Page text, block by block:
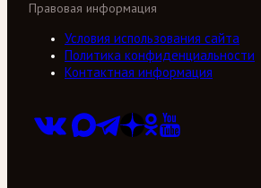
Правовая информация
Условия использования сайта
Политика конфиденциальности
Контактная информация